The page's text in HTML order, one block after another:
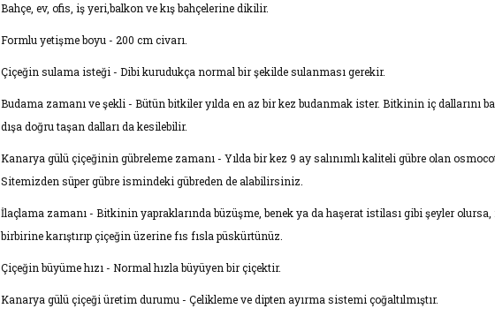
Bahçe, ev, ofis, iş yeri,balkon ve kış bahçelerine dikilir.
Formlu yetişme boyu - 200 cm civarı.
Çiçeğin sulama isteği - Dibi kurudukça normal bir şekilde sulanması gerekir.
Budama zamanı ve şekli - Bütün bitkiler yılda en az bir kez budanmak ister. Bitkinin iç dallarını
dışa doğru taşan dalları da kesilebilir.
Kanarya gülü çiçeğinin gübreleme zamanı - Yılda bir kez 9 ay salınımlı kaliteli gübre olan
Sitemizden süper gübre ismindeki gübreden de alabilirsiniz.
İlaçlama zamanı - Bitkinin yapraklarında büzüşme, benek ya da haşerat istilası gibi şeyler
birbirine karıştırıp çiçeğin üzerine fıs fısla püskürtünüz.
Çiçeğin büyüme hızı - Normal hızla büyüyen bir çiçektir.
Kanarya gülü çiçeği üretim durumu - Çelikleme ve dipten ayırma sistemi çoğaltılmıştır.